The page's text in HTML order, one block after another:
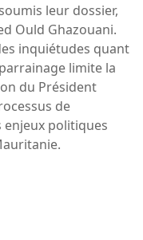
leur dossier,
Ould Ghazouani.
inquiétudes quant
limite la
du Président
de
politiques